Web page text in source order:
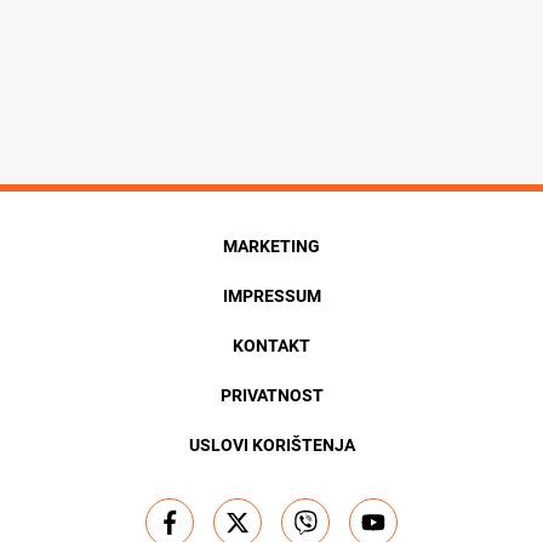
MARKETING
IMPRESSUM
KONTAKT
PRIVATNOST
USLOVI KORIŠTENJA